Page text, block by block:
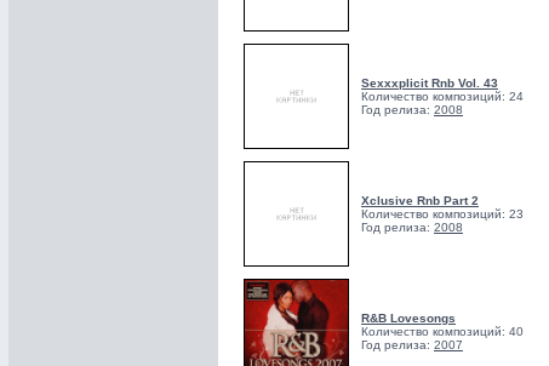
Sexxxplicit Rnb Vol. 43
Количество композиций: 24
Год релиза: 2008
Xclusive Rnb Part 2
Количество композиций: 23
Год релиза: 2008
R&B Lovesongs
Количество композиций: 40
Год релиза: 2007